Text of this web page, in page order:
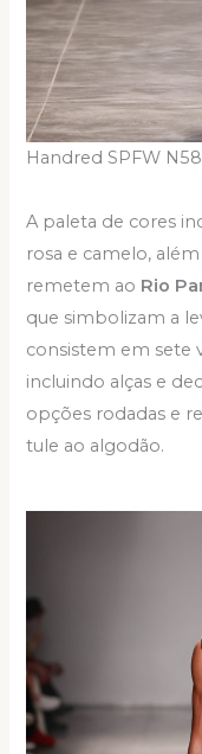
Handred SPFW
A paleta de cores
rosa e camelo,
remetem ao Rio
que simbolizam a
consistem em sete
incluindo alças e
opções rodadas e
tule ao algodão.